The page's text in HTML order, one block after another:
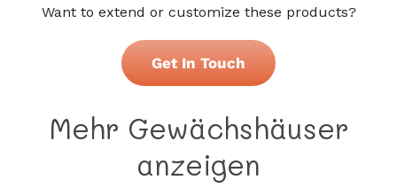
Want to extend or customize these products?
Get In Touch
Mehr Gewächshäuser
anzeigen